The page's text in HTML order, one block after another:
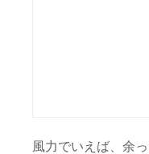
風力でいえば、余